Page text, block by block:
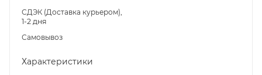
СДЭК (Доставка курьером),
1-2 дня
Самовывоз
Характеристики